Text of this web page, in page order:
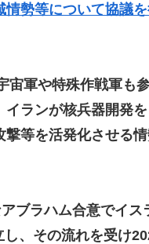
勢等について協議
宙軍や特殊作戦軍も
ランが核兵器開発
等を活発化させる
ブラハム合意でイス
、その流れを受け